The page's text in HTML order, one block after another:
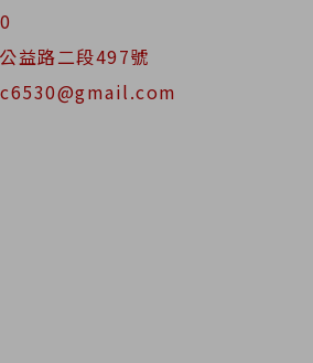
益路二段497號